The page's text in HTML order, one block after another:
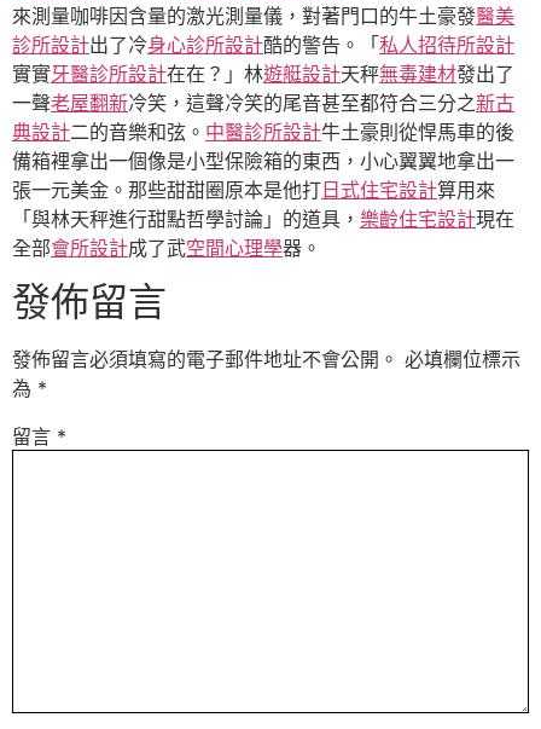
來測量咖啡因含量的激光測量儀，對著門口的牛土豪發醫美
診所設計出了冷身心診所設計酷的警告。「 私人招待所設計
實實牙醫診所設計在在？」林遊艇設計天秤無毒建材發出了
一聲老屋翻新冷笑，這聲冷笑的尾音甚至都符合三分之新古
典設計二的音樂和弦。 中醫診所設計牛土豪則從悍馬車的後
備箱裡拿出一個像是小型保險箱的東西，小心翼翼地拿出一
張一元美金。那些甜甜圈原本是他打 日式住宅設計算用來
「與林天秤進行甜點哲學討論」的道具， 樂齡住宅設計現在
全部會所設計成了武空間心理學器。
發佈留言
發佈留言必須填寫的電子郵件地址不會公開。 必填欄位標示
為 *
留言 *